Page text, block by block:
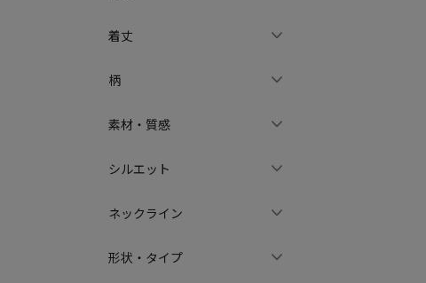
着丈
柄
素材・質感
シルエット
ネックライン
形状・タイプ